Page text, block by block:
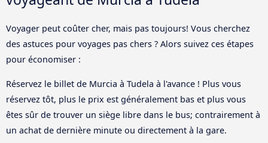
Voyager peut coûter cher, mais pas toujours! Vous cherchez
des astuces pour voyages pas chers ? Alors suivez ces étapes
pour économiser :
Réservez le billet de Murcia à Tudela à l'avance ! Plus vous
réservez tôt, plus le prix est généralement bas et plus vous
êtes sûr de trouver un siège libre dans le bus; contrairement à
un achat de dernière minute ou directement à la gare.